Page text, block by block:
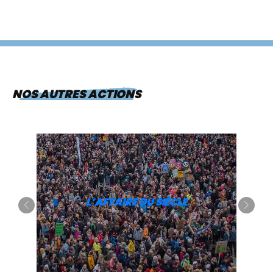
NOS AUTRES ACTIONS
L’AFFAIRE DU SIÈCLE